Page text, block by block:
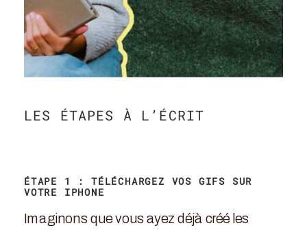
LES ÉTAPES À L’ÉCRIT
ÉTAPE 1 : TÉLÉCHARGEZ VOS GIFS SUR
VOTRE IPHONE
Imaginons que vous ayez déjà créé les